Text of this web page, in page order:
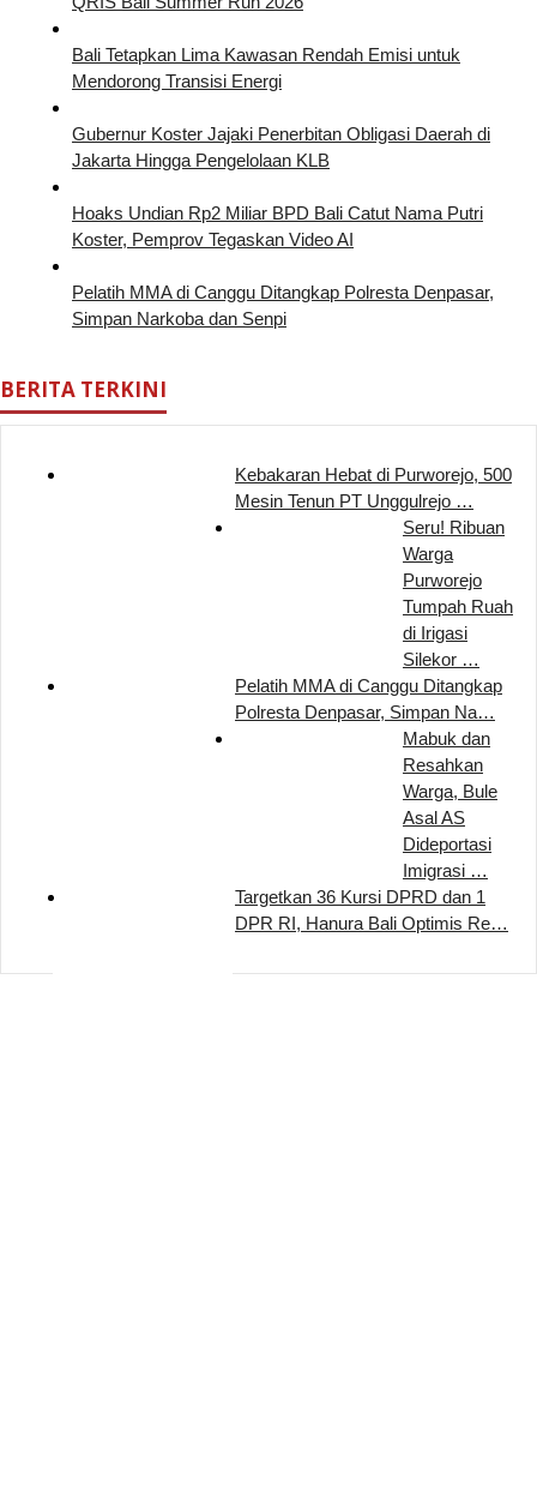
Bali Tetapkan Lima Kawasan Rendah Emisi untuk
Mendorong Transisi Energi
Gubernur Koster Jajaki Penerbitan Obligasi Daerah di
Jakarta Hingga Pengelolaan KLB
Hoaks Undian Rp2 Miliar BPD Bali Catut Nama Putri
Koster, Pemprov Tegaskan Video AI
Pelatih MMA di Canggu Ditangkap Polresta Denpasar,
Simpan Narkoba dan Senpi
BERITA TERKINI
Kebakaran Hebat di Purworejo, 500
Mesin Tenun PT Unggulrejo …
Seru! Ribuan
Warga
Purworejo
Tumpah Ruah
di Irigasi
Silekor …
Pelatih MMA di Canggu Ditangkap
Polresta Denpasar, Simpan Na…
Mabuk dan
Resahkan
Warga, Bule
Asal AS
Dideportasi
Imigrasi …
Targetkan 36 Kursi DPRD dan 1
DPR RI, Hanura Bali Optimis Re…